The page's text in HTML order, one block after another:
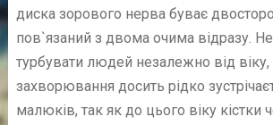
диска зорового нерва буває
пов`язаний з двома очима відразу.
турбувати людей незалежно від віку,
захворювання досить рідко
малюків, так як до цього віку кістки